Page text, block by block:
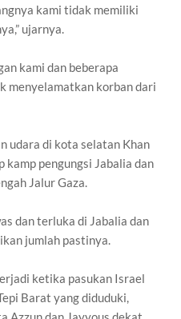
kami tidak memiliki
ujarnya.
kami dan beberapa
menyelamatkan korban dari
udara di kota selatan Khan
kamp pengungsi Jabalia dan
Jalur Gaza.
dan terluka di Jabalia dan
jumlah pastinya.
ketika pasukan Israel
Barat yang diduduki,